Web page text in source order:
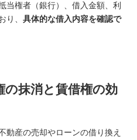
当権者（銀行）、借入金額、利
り、 具体的な借入内容を確認で
の抹消と賃借権の効
動産の売却やローンの借り換え